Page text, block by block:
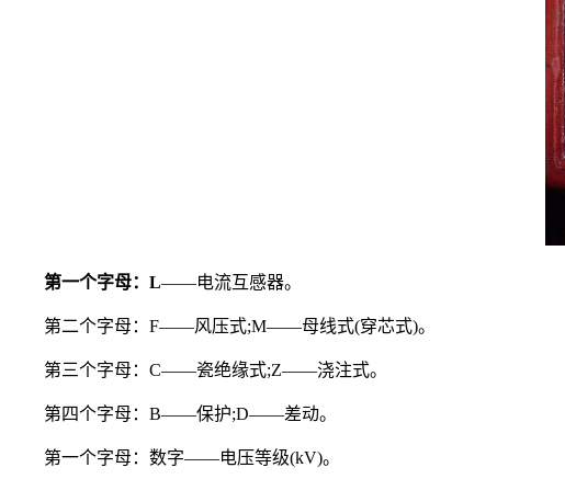
第一个字母：L——电流互感器。
第二个字母：F——风压式;M——母线式(穿芯式)。
第三个字母：C——瓷绝缘式;Z——浇注式。
第四个字母：B——保护;D——差动。
第一个字母：数字——电压等级(kV)。